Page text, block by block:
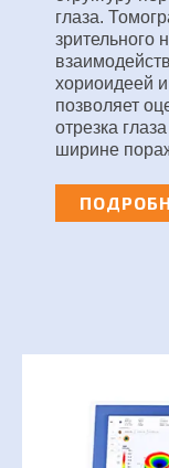
глаза.
зрительного
хориоидеей
позволяет
отрезка
ширине